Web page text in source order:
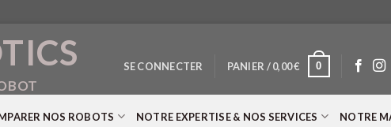
SE CONNECTER PANIER /0,00€ 0
NOS ROBOTS NOTRE EXPERTISE & NOS SERVICES NOTRE